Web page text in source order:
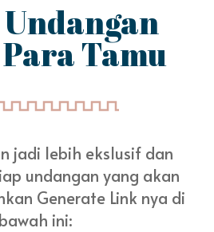
Tamu
jadi lebih ekslusif dan
undangan yang akan
Generate Link nya di
bawah ini: